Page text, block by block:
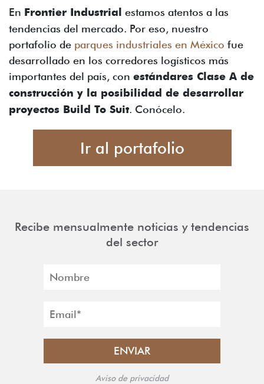
En Frontier Industrial estamos atentos a las
tendencias del mercado. Por eso, nuestro
portafolio de parques industriales en México fue
desarrollado en los corredores logísticos más
importantes del país, con estándares Clase A de
construcción y la posibilidad de desarrollar
proyectos Build To Suit. Conócelo.
Ir al portafolio
Recibe mensualmente noticias y tendencias
del sector
Aviso de privacidad